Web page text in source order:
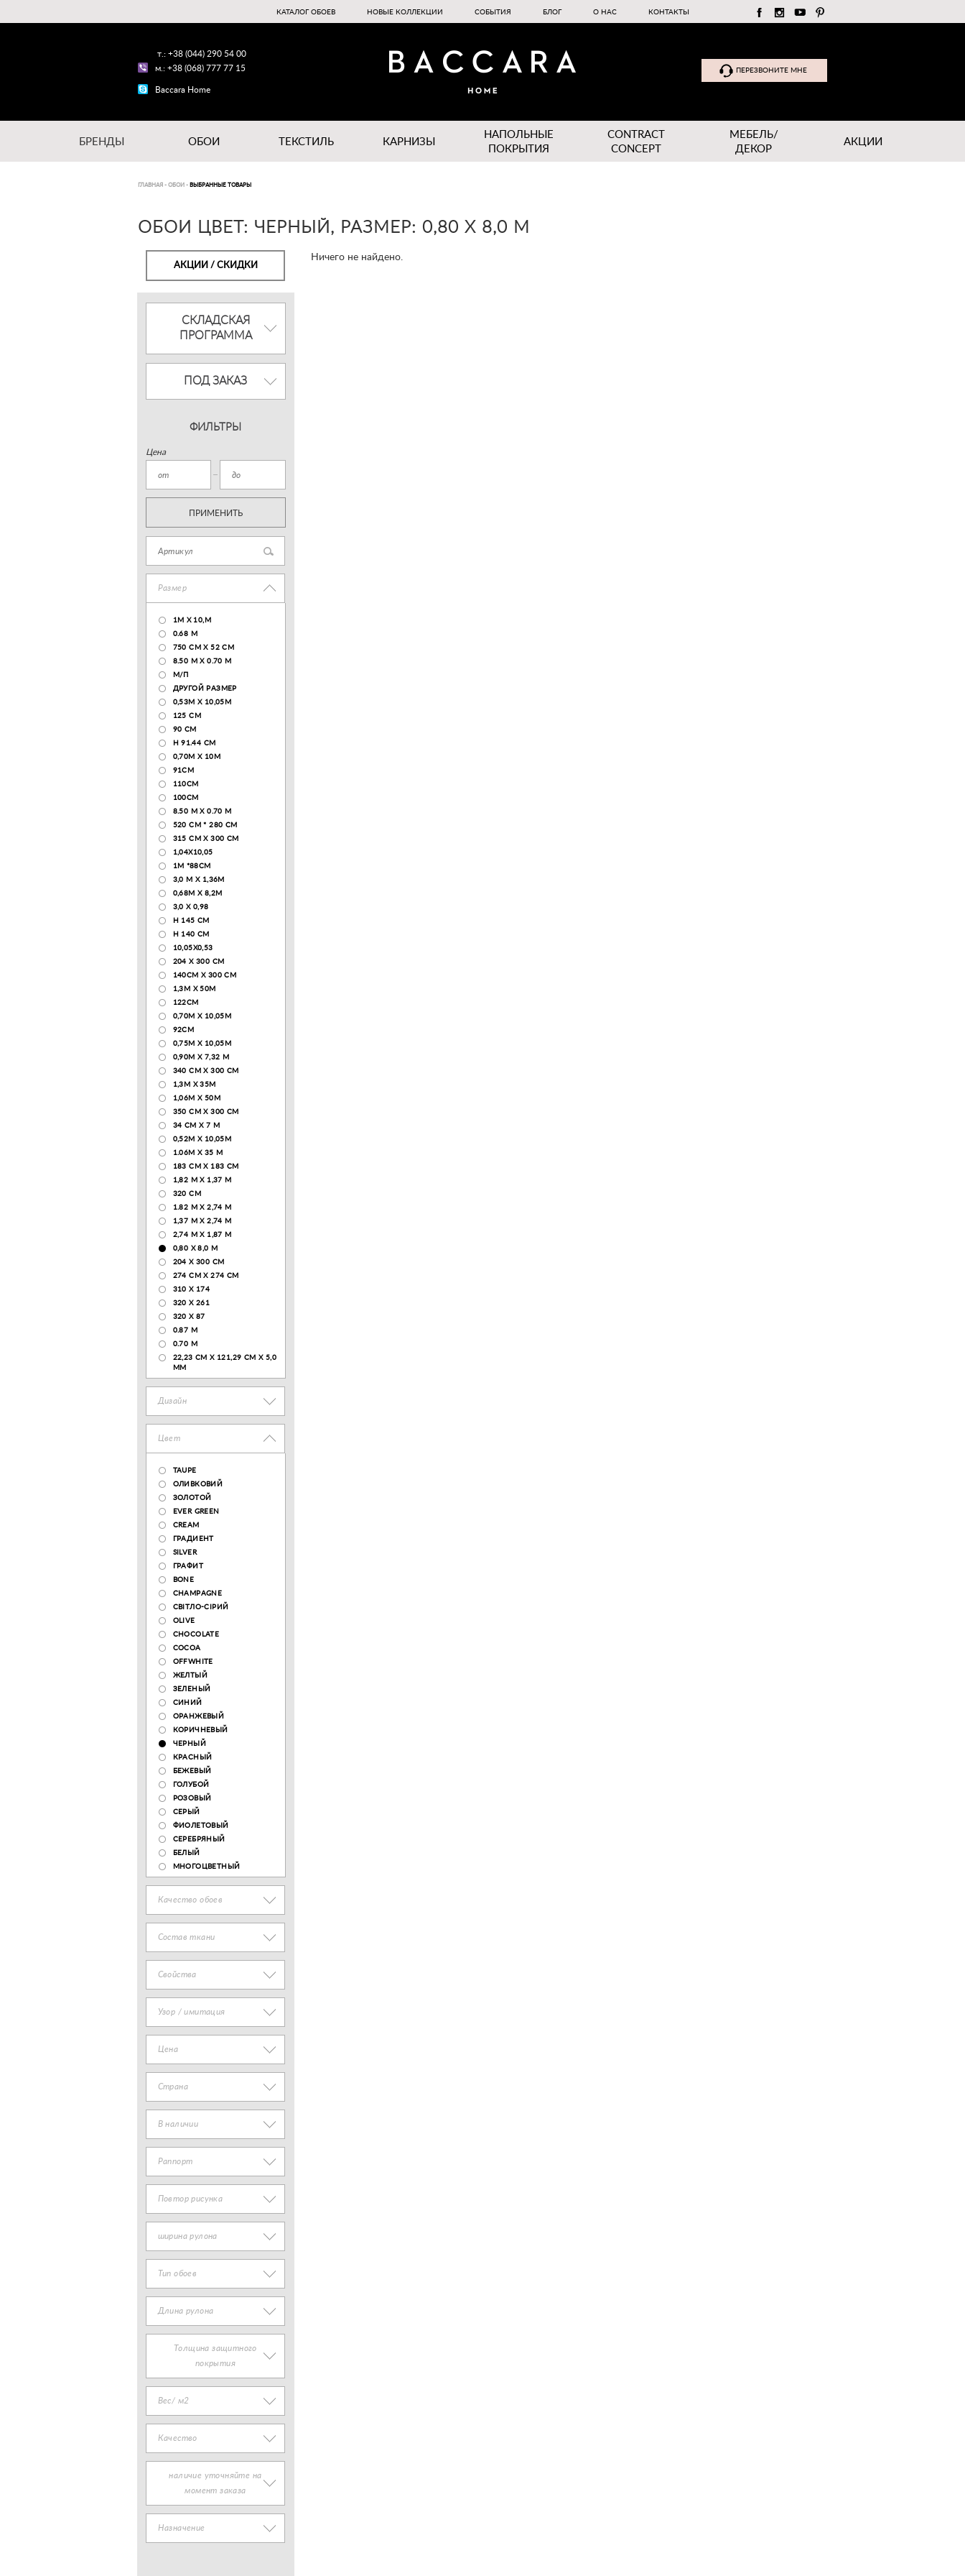
КАТАЛОГ ОБОЕВ НОВЫЕ КОЛЛЕКЦИИ СОБЫТИЯ БЛОГ О НАС КОНТАКТЫ
т.: +38 (044) 290 54 00
м.: +38 (068) 777 77 15
Baccara Home
ПЕРЕЗВОНИТЕ МНЕ
БРЕНДЫ ОБОИ ТЕКСТИЛЬ КАРНИЗЫ
НАПОЛЬНЫЕ
ПОКРЫТИЯ
CONTRACT
CONCEPT
МЕБЕЛЬ/
ДЕКОР
АКЦИИ
ГЛАВНАЯ - ОБОИ - ВЫБРАННЫЕ ТОВАРЫ
ОБОИ ЦВЕТ: ЧЕРНЫЙ, РАЗМЕР: 0,80 Х 8,0 М
АКЦИИ / СКИДКИ
СКЛАДСКАЯ
ПРОГРАММА
ПОД ЗАКАЗ
ФИЛЬТРЫ
Цена
ПРИМЕНИТЬ
Размер
1М Х 10,М
0.68 M
750 CM X 52 CM
8.50 М X 0.70 М
М/П
ДРУГОЙ РАЗМЕР
0,53М Х 10,05М
125 CM
90 СМ
H 91.44 CM
0,70М Х 10М
91СМ
110CM
100CM
8.50 M X 0.70 M
520 СМ * 280 СМ
315 CM X 300 CM
1,04X10,05
1М *88СМ
3,0 М Х 1,36М
0,68М Х 8,2М
3,0 Х 0,98
H 145 CM
H 140 CM
10,05Х0,53
204 Х 300 СМ
140CM X 300 CM
1,3М Х 50М
122СМ
0,70М Х 10,05М
92CM
0,75М Х 10,05М
0,90М Х 7,32 М
340 CM X 300 CM
1,3M X 35M
1,06M X 50M
350 CM X 300 CM
34 CM X 7 M
0,52М Х 10,05М
1.06M X 35 M
183 СМ Х 183 СМ
1,82 М Х 1,37 М
320 CM
1.82 М Х 2,74 М
1,37 М Х 2,74 М
2,74 М Х 1,87 М
0,80 Х 8,0 М
204 Х 300 СМ
274 СМ Х 274 СМ
310 X 174
320 X 261
320 X 87
0.87 M
0.70 M
22,23 CM X 121,29 CM X 5,0
MM
Дизайн
Цвет
TAUPE
ОЛИВКОВИЙ
ЗОЛОТОЙ
EVER GREEN
CREAM
ГРАДИЕНТ
SILVER
ГРАФИТ
BONE
CHAMPAGNE
СВІТЛО-СІРИЙ
OLIVE
CHOCOLATE
COCOA
OFFWHITE
ЖЕЛТЫЙ
ЗЕЛЕНЫЙ
СИНИЙ
ОРАНЖЕВЫЙ
КОРИЧНЕВЫЙ
ЧЕРНЫЙ
КРАСНЫЙ
БЕЖЕВЫЙ
ГОЛУБОЙ
РОЗОВЫЙ
СЕРЫЙ
ФИОЛЕТОВЫЙ
СЕРЕБРЯНЫЙ
БЕЛЫЙ
МНОГОЦВЕТНЫЙ
Качество обоев
Состав ткани
Свойства
Узор / имитация
Цена
Страна
В наличии
Раппорт
Повтор рисунка
ширина рулона
Тип обоев
Длина рулона
Толщина защитного
покрытия
Вес/ м2
Качество
наличие уточняйте на
момент заказа
Назначение
Ничего не найдено.